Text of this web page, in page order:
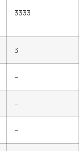
3333
3
–
–
–